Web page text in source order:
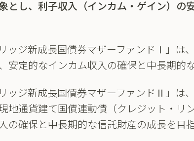
とし、利子収入（インカム・ゲイン）の
リッジ新成長国債券マザーファンドⅠ」は
安定的なインカム収入の確保と中長期的
リッジ新成長国債券マザーファンドⅡ」は
地通貨建て国債連動債（クレジット・リ
の確保と中長期的な信託財産の成長を目指